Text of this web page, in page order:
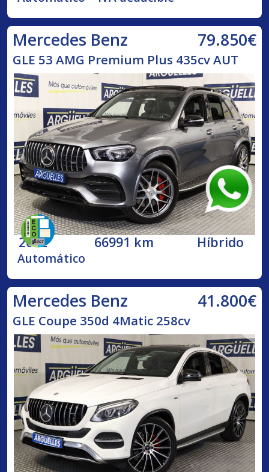
Mercedes Benz 79.850€
GLE 53 AMG Premium Plus 435cv AUT
2022 66991 km Híbrido
Automático
Mercedes Benz 41.800€
GLE Coupe 350d 4Matic 258cv